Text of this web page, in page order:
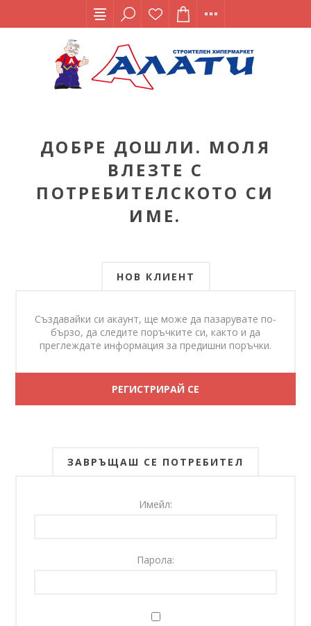
ДОБРЕ ДОШЛИ. МОЛЯ
ВЛЕЗТЕ С
ПОТРЕБИТЕЛСКОТО СИ
ИМЕ.
НОВ КЛИЕНТ
Създавайки си акаунт, ще може да пазарувате по-
бързо, да следите поръчките си, както и да
преглеждате информация за предишни поръчки.
ЗАВРЪЩАШ СЕ ПОТРЕБИТЕЛ
Имейл:
Парола: